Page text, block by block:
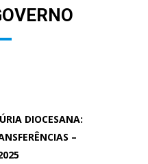
DIOCESANA:
–